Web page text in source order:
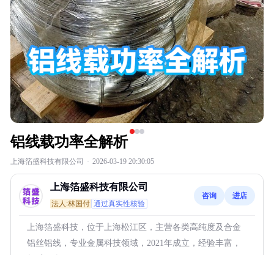
铝线载功率全解析
上海箔盛科技有限公司 · 2026-03-19 20:30:05
上海箔盛科技有限公司
法人:林国付 通过真实性核验
咨询 进店
上海箔盛科技，位于上海松江区，主营各类高纯度及合金
铝丝铝线，专业金属科技领域，2021年成立，经验丰富，